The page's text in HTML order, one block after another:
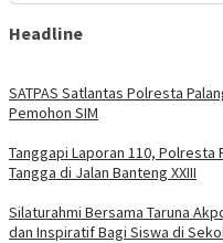
Headline
SATPAS Satlantas Polresta
Pemohon SIM
Tanggapi Laporan 110, Polresta
Tangga di Jalan Banteng XXIII
Silaturahmi Bersama Taruna
dan Inspiratif Bagi Siswa di